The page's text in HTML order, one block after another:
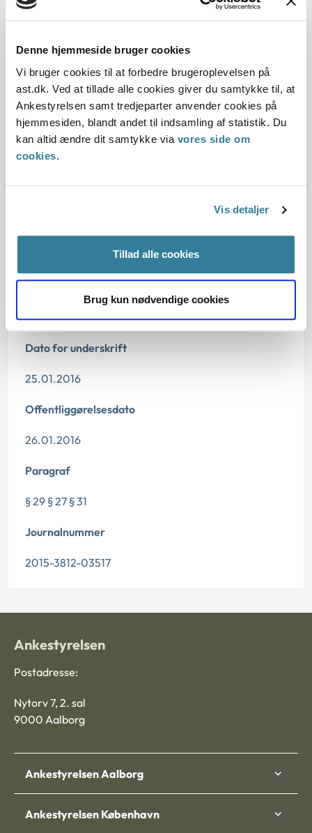
Denne hjemmeside bruger cookies
Vi bruger cookies til at forbedre brugeroplevelsen på
ast.dk. Ved at tillade alle cookies giver du samtykke til, at
Ankestyrelsen samt tredjeparter anvender cookies på
hjemmesiden, blandt andet til indsamling af statistik. Du
kan altid ændre dit samtykke via vores side om
cookies.
Vis detaljer
Tillad alle cookies
Brug kun nødvendige cookies
Lovgivning:
Afgørelse:
1. Baggrund for at behandle sagen principielt
2. Reglerne
Begrundelsen for afgørelsen
Dato for underskrift
25.01.2016
Offentliggørelsesdato
26.01.2016
Paragraf
§ 29 § 27 § 31
Journalnummer
2015-3812-03517
Ankestyrelsen
Postadresse:
Nytorv 7, 2. sal
9000 Aalborg
Ankestyrelsen Aalborg
Ankestyrelsen København